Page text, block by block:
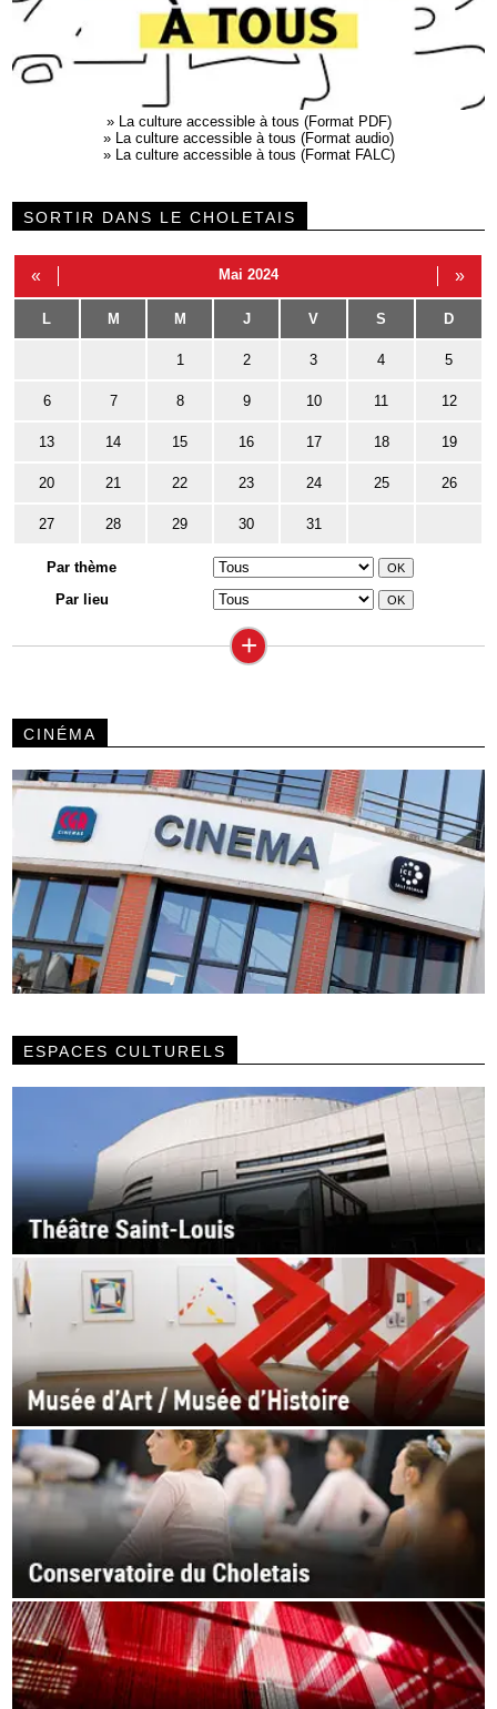
»
La culture accessible à tous (Format PDF)
»
La culture accessible à tous (Format audio)
»
La culture accessible à tous (Format FALC)
SORTIR DANS LE CHOLETAIS
« Mai 2024 »
L M M J V S D
1 2 3 4 5
6 7 8 9 10 11 12
13 14 15 16 17 18 19
20 21 22 23 24 25 26
27 28 29 30 31
Par thème
Par lieu
+
CINÉMA
ESPACES CULTURELS